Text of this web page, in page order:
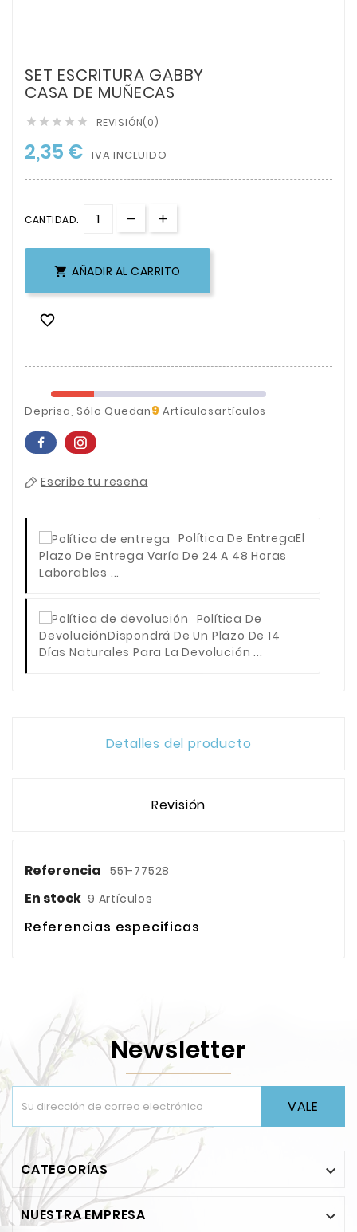
SET ESCRITURA GABBY
CASA DE MUÑECAS
     REVISIÓN(0)
2,35 € IVA INCLUIDO
CANTIDAD:
 AÑADIR AL CARRITO

Deprisa, Sólo Quedan9 Artículosartículos
Escribe tu reseña
Política De EntregaEl
Plazo De Entrega Varía De 24 A 48 Horas
Laborables ...
Política De
DevoluciónDispondrá De Un Plazo De 14
Días Naturales Para La Devolución ...
Detalles del producto
Revisión
Referencia 551-77528
En stock 9 Artículos
Referencias especificas
Newsletter
VALE
CATEGORÍAS 
NUESTRA EMPRESA 